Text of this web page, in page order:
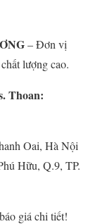
– Đơn vị
lượng cao.
Thoan:
Oai, Hà Nội
Hữu, Q.9, TP.
giá chi tiết!